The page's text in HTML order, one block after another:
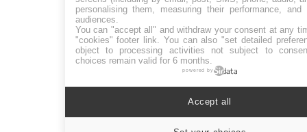
personalising them, measuring their performance, and
audiences.
You can "accept all" and withdraw your consent at any
"cookies" footer link . You can also "set detailed
object to processing activities not subject to
choices remain valid for 6 months.
powered by
Accept all